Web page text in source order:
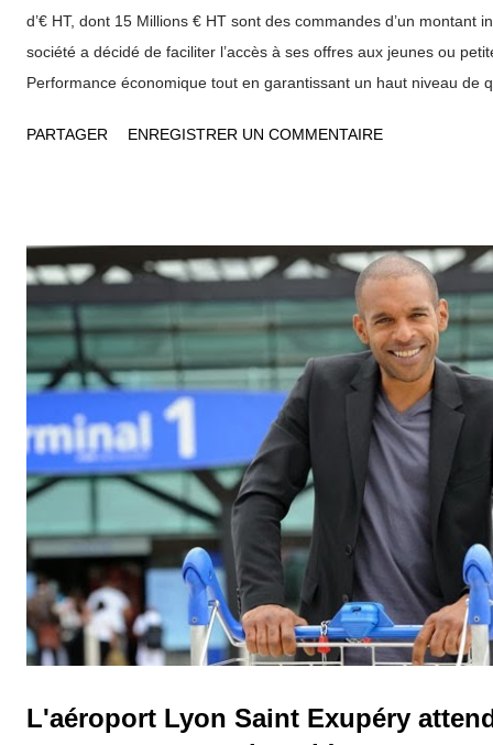
d’€ HT, dont 15 Millions € HT sont des commandes d’un montant
société a décidé de faciliter l’accès à ses offres aux jeunes ou
Performance économique tout en garantissant un haut niveau de
préoccupations sociales, sociétales et environnementales sont les
des relations d’affaires avec de jeunes entreprises, Aéroports de
démarche ou s’associe aux engagements nationaux. La société
Charte Achats Responsables...
PARTAGER ENREGISTRER UN COMMENTAIRE
L'aéroport Lyon Saint Exupéry